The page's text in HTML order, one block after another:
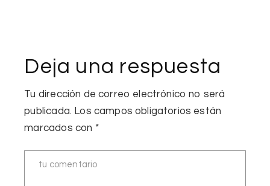
Deja una respuesta
Tu dirección de correo electrónico no será
publicada. Los campos obligatorios están
marcados con *